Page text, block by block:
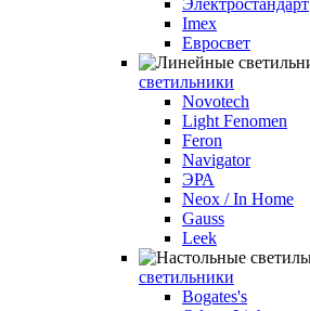
Электростандарт
Imex
Евросвет
светильники
Novotech
Light Fenomen
Feron
Navigator
ЭРА
Neox / In Home
Gauss
Leek
светильники
Bogates's